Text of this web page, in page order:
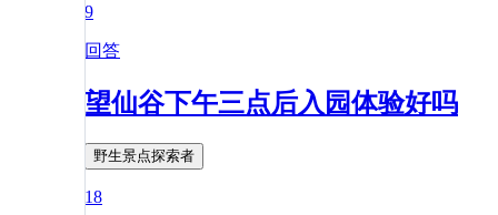
9
回答
望仙谷下午三点后入园体验好吗
野生景点探索者
18